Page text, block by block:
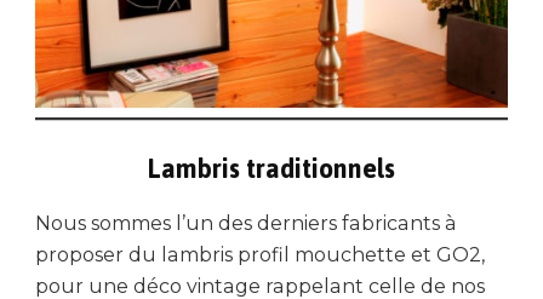
Lambris traditionnels
Nous sommes l’un des derniers fabricants à
proposer du lambris profil mouchette et GO2,
pour une déco vintage rappelant celle de nos